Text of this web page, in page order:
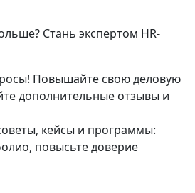
Стань экспертом HR-
Повышайте свою деловую
дополнительные отзывы и
кейсы и программы:
повысьте доверие